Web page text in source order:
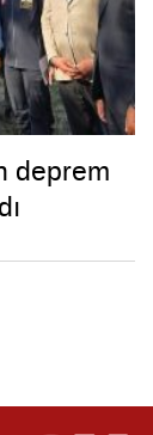
deprem